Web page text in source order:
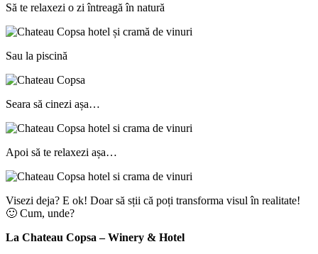
Să te relaxezi o zi întreagă în natură
Sau la piscină
Seara să cinezi așa…
Apoi să te relaxezi așa…
Visezi deja? E ok! Doar să sții că poți transforma visul în realitate!
🙂 Cum, unde?
La Chateau Copsa – Winery & Hotel